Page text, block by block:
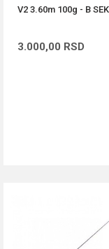
V2 3.60m 100g - B
3.000,00 RSD